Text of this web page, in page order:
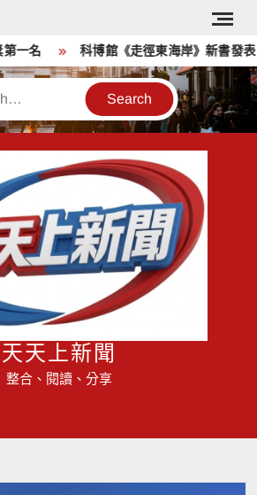
名 科博館《走徑東海岸》新書發表
天天上新聞
整合、閱讀、分享